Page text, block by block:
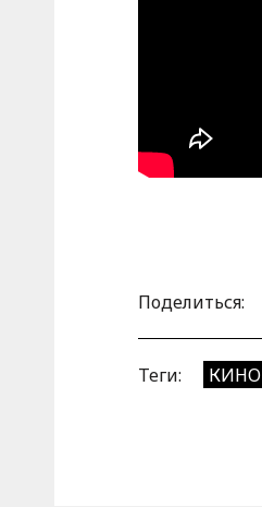
Поделиться:
Теги: КИНО